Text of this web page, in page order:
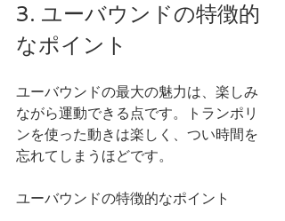
3. ユーバウンドの特徴的
なポイント
ユーバウンドの最大の魅力は、楽しみ
ながら運動できる点です。トランポリ
ンを使った動きは楽しく、つい時間を
忘れてしまうほどです。
ユーバウンドの特徴的なポイント